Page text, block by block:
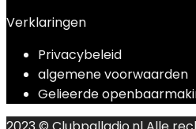
Verklaringen
Privacybeleid
algemene voorwaarden
Gelieerde